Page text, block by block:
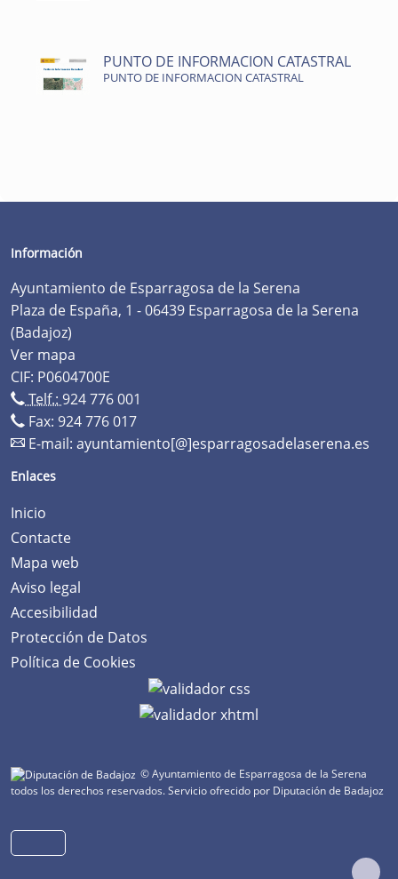
PUNTO DE INFORMACION CATASTRAL
PUNTO DE INFORMACION CATASTRAL
Información
Ayuntamiento de Esparragosa de la Serena
Plaza de España, 1 - 06439 Esparragosa de la Serena
(Badajoz)
Ver mapa
CIF: P0604700E
Telf.: 924 776 001
Fax: 924 776 017
E-mail: ayuntamiento[@]esparragosadelaserena.es
Enlaces
Inicio
Contacte
Mapa web
Aviso legal
Accesibilidad
Protección de Datos
Política de Cookies
© Ayuntamiento de Esparragosa de la Serena
todos los derechos reservados.Servicio ofrecido por Diputación de Badajoz